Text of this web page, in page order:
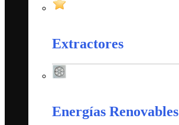
Extractores
Energías Renovables